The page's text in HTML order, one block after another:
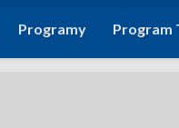
Programy Program